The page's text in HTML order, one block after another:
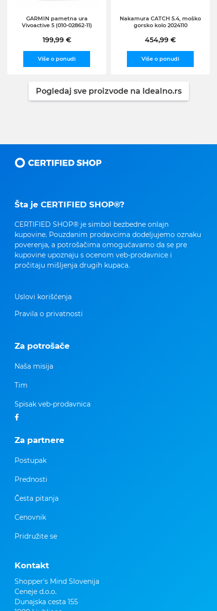
GARMIN pametna ura
Vivoactive 5 (010-02862-11)
199,99 €
Više o ponudi
Nakamura CATCH 5.4, moško
gorsko kolo 2024110
454,99 €
Više o ponudi
Pogledaj sve proizvode na Idealno.rs
Šta je CERTIFIED SHOP®?
CERTIFIED SHOP® je simbol bezbedne onlajn
kupovine. Pouzdanim prodavcima dodeljujemo oznaku
poverenja, a potrošačima omogućavamo da se pre
kupovine upoznaju s ocenom veb-prodavnice i
pročitaju mišljenja drugih kupaca.
Uslovi korišćenja
Pravila o privatnosti
Za potrošače
Naša misija
Tim
Spisak veb-prodavnica
Za partnere
Postupak
Prednosti
Česta pitanja
Cenovnik
Pridružite se
Kontakt
Shopper's Mind Slovenija
Ceneje d.o.o.
Dunajska cesta 155